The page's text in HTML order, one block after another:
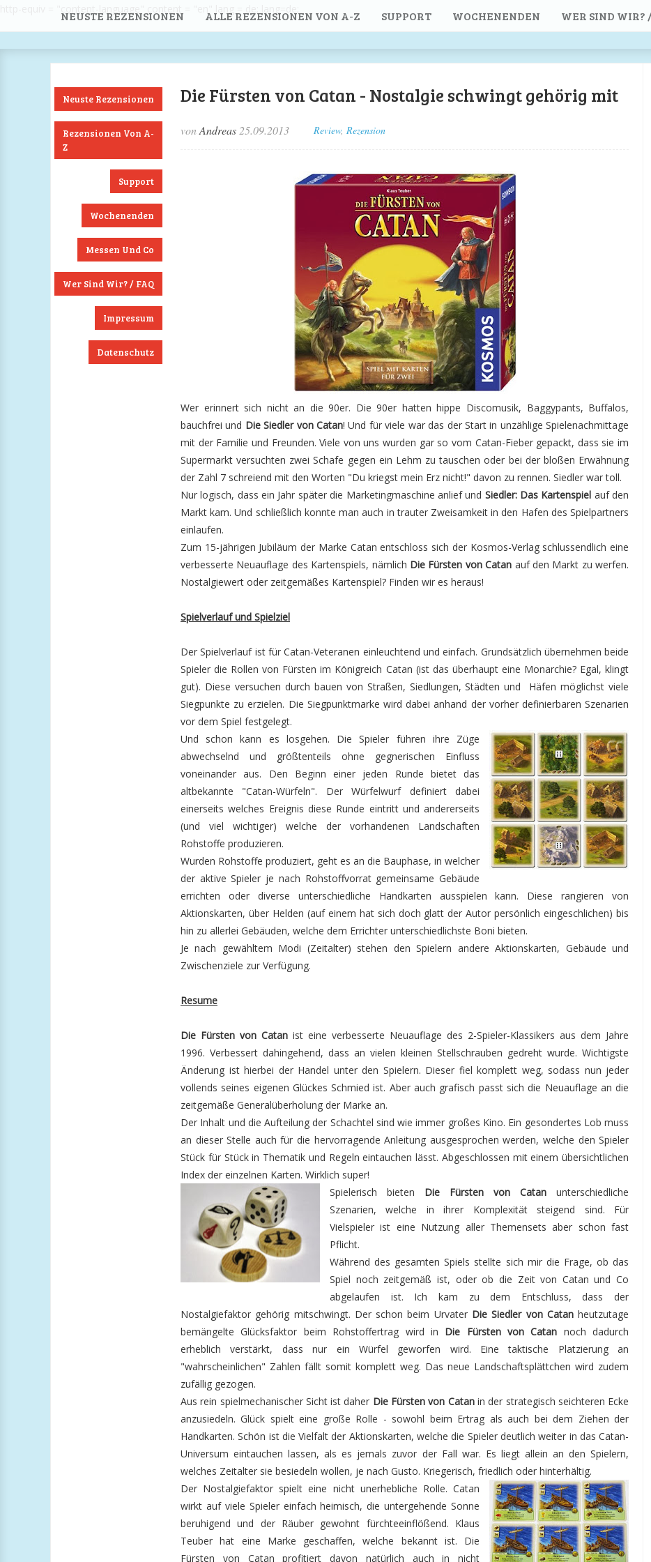
NEUSTE REZENSIONEN ALLE REZENSIONEN VON A-Z SUPPORT WOCHENENDEN WER SIND WIR?
Neuste Rezensionen
Rezensionen Von A-
Z
Support
Wochenenden
Messen Und Co
Wer Sind Wir? / FAQ
Impressum
Datenschutz
Die Fürsten von Catan - Nostalgie schwingt gehörig mit
vonAndreas 25.09.2013 Review, Rezension
Wer erinnert sich nicht an die 90er. Die 90er hatten hippe Discomusik, Baggypants, Buffalos,
bauchfrei und Die Siedler von Catan! Und für viele war das der Start in unzählige Spielenachmittage
mit der Familie und Freunden. Viele von uns wurden gar so vom Catan-Fieber gepackt, dass sie im
Supermarkt versuchten zwei Schafe gegen ein Lehm zu tauschen oder bei der bloßen Erwähnung
der Zahl 7 schreiend mit den Worten "Du kriegst mein Erz nicht!" davon zu rennen. Siedler war toll.
Nur logisch, dass ein Jahr später die Marketingmaschine anlief und Siedler: Das Kartenspiel auf den
Markt kam. Und schließlich konnte man auch in trauter Zweisamkeit in den Hafen des Spielpartners
einlaufen.
Zum 15-jährigen Jubiläum der Marke Catan entschloss sich der Kosmos-Verlag schlussendlich eine
verbesserte Neuauflage des Kartenspiels, nämlich Die Fürsten von Catan auf den Markt zu werfen.
Nostalgiewert oder zeitgemäßes Kartenspiel? Finden wir es heraus!
Spielverlauf und Spielziel
Der Spielverlauf ist für Catan-Veteranen einleuchtend und einfach. Grundsätzlich übernehmen beide
Spieler die Rollen von Fürsten im Königreich Catan (ist das überhaupt eine Monarchie? Egal, klingt
gut). Diese versuchen durch bauen von Straßen, Siedlungen, Städten und Häfen möglichst viele
Siegpunkte zu erzielen. Die Siegpunktmarke wird dabei anhand der vorher definierbaren Szenarien
vor dem Spiel festgelegt.
Und schon kann es losgehen. Die Spieler führen ihre Züge
abwechselnd und größtenteils ohne gegnerischen Einfluss
voneinander aus. Den Beginn einer jeden Runde bietet das
altbekannte "Catan-Würfeln". Der Würfelwurf definiert dabei
einerseits welches Ereignis diese Runde eintritt und andererseits
(und viel wichtiger) welche der vorhandenen Landschaften
Rohstoffe produzieren.
Wurden Rohstoffe produziert, geht es an die Bauphase, in welcher
der aktive Spieler je nach Rohstoffvorrat gemeinsame Gebäude
errichten oder diverse unterschiedliche Handkarten ausspielen kann. Diese rangieren von
Aktionskarten, über Helden (auf einem hat sich doch glatt der Autor persönlich eingeschlichen) bis
hin zu allerlei Gebäuden, welche dem Errichter unterschiedlichste Boni bieten.
Je nach gewähltem Modi (Zeitalter) stehen den Spielern andere Aktionskarten, Gebäude und
Zwischenziele zur Verfügung.
Resume
Die Fürsten von Catan ist eine verbesserte Neuauflage des 2-Spieler-Klassikers aus dem Jahre
1996. Verbessert dahingehend, dass an vielen kleinen Stellschrauben gedreht wurde. Wichtigste
Änderung ist hierbei der Handel unter den Spielern. Dieser fiel komplett weg, sodass nun jeder
vollends seines eigenen Glückes Schmied ist. Aber auch grafisch passt sich die Neuauflage an die
zeitgemäße Generalüberholung der Marke an.
Der Inhalt und die Aufteilung der Schachtel sind wie immer großes Kino. Ein gesondertes Lob muss
an dieser Stelle auch für die hervorragende Anleitung ausgesprochen werden, welche den Spieler
Stück für Stück in Thematik und Regeln eintauchen lässt. Abgeschlossen mit einem übersichtlichen
Index der einzelnen Karten. Wirklich super!
Spielerisch bieten Die Fürsten von Catan unterschiedliche
Szenarien, welche in ihrer Komplexität steigend sind. Für
Vielspieler ist eine Nutzung aller Themensets aber schon fast
Pflicht.
Während des gesamten Spiels stellte sich mir die Frage, ob das
Spiel noch zeitgemäß ist, oder ob die Zeit von Catan und Co
abgelaufen ist. Ich kam zu dem Entschluss, dass der
Nostalgiefaktor gehörig mitschwingt. Der schon beim Urvater Die Siedler von Catanheutzutage
bemängelte Glücksfaktor beim Rohstoffertrag wird in Die Fürsten von Catan noch dadurch
erheblich verstärkt, dass nur ein Würfel geworfen wird. Eine taktische Platzierung an
"wahrscheinlichen" Zahlen fällt somit komplett weg. Das neue Landschaftsplättchen wird zudem
zufällig gezogen.
Aus rein spielmechanischer Sicht ist daher Die Fürsten von Catanin der strategisch seichteren Ecke
anzusiedeln. Glück spielt eine große Rolle - sowohl beim Ertrag als auch bei dem Ziehen der
Handkarten. Schön ist die Vielfalt der Aktionskarten, welche die Spieler deutlich weiter in das Catan-
Universum eintauchen lassen, als es jemals zuvor der Fall war. Es liegt allein an den Spielern,
welches Zeitalter sie besiedeln wollen, je nach Gusto. Kriegerisch, friedlich oder hinterhältig.
Der Nostalgiefaktor spielt eine nicht unerhebliche Rolle. Catan
wirkt auf viele Spieler einfach heimisch, die untergehende Sonne
beruhigend und der Räuber gewohnt fürchteeinflößend. Klaus
Teuber hat eine Marke geschaffen, welche bekannt ist. Die
Fürsten von Catan profitiert davon natürlich auch in nicht
Instagram